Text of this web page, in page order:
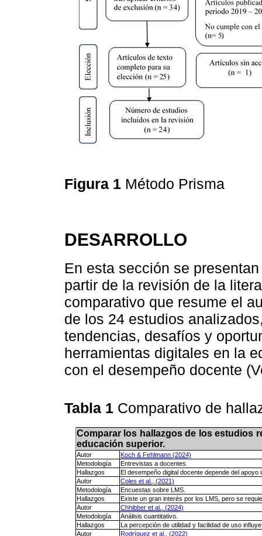
Figura 1 Método Prisma
DESARROLLO
En esta sección se
partir de la revisión de la
comparativo que resume el
de los 24 estudios
tendencias, desafíos y
herramientas digitales en la
con el desempeño docente
Tabla 1 Comparativo de
Comparar los hallazgos de los estudios
educación superior.
Autor
Koch & Fehlmann (2024)
Metodología
Entrevistas a docentes.
Hallazgos
El desempeño digital docente depende del
Autor
Coles et al., (2021)
Metodología
Encuestas sobre LMS.
Hallazgos
Existe un gran interés por los LMS, pero se
Autor
Chhibber et al., (2024)
Metodología
Análisis cuantitativo.
Hallazgos
La percepción de utilidad y facilidad de uso
Autor
Rodríguez et al., (2022)